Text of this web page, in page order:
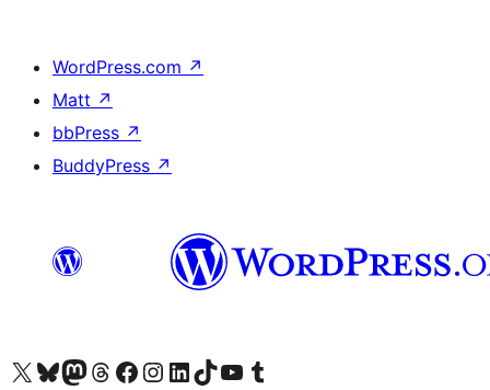
WordPress.com ↗
Matt ↗
bbPress ↗
BuddyPress ↗
X(이전 트위터) 계정 방문하기블루스카이 계정 방문하기마스토돈 계정 방문하기스레드 계정 방문하기 페이스북 페이지 방문하기인스타그램 계정 방문하기 LinkedIn 계정 방문하기틱톡 계정 방문하기유튜브 채널 방문하기 텀블러 계정 방문하기